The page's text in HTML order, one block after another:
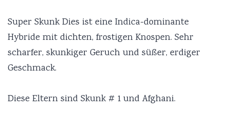
Super Skunk Dies ist eine Indica-dominante
Hybride mit dichten, frostigen Knospen. Sehr
scharfer, skunkiger Geruch und süßer, erdiger
Geschmack.
Diese Eltern sind Skunk # 1 und Afghani.